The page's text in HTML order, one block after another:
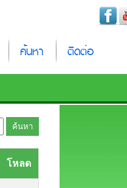
ค้นหา ติดต่อ
โหลด